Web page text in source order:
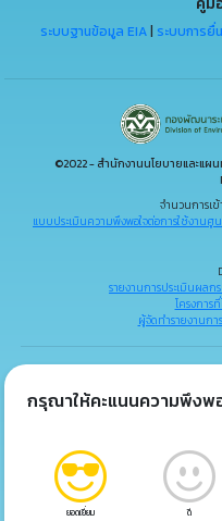
ระบบฐานข้อมูล EIA| ระบบการยื่
©2022 - สำนักงานนโยบายและแผ
จำนวนการเข้
แบบประเมินความพึงพอใจต่อการใช้งาน
รายงานการประเมินผล
โครงการ
ผู้จัดทำรายงานกา
กรุณาให้คะแนนความพึงพ
ยอดเยี่ยม ดี